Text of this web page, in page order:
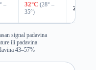
–
32°C (28° –
35°)
20%
signal padavina
ili padavina
43–57%